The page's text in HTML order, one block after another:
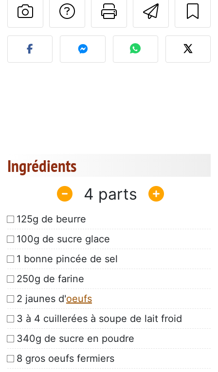
Imprimer
Poser une
Publier votre photo de
Ingrédients
4
125g de beurre
100g de sucre glace
1 bonne pincée de sel
250g de farine
2 jaunes d'oeufs
3 à 4 cuillerées à soupe de lait froid
340g de sucre en poudre
8 gros oeufs fermiers